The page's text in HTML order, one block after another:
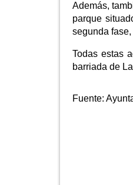
Además,
parque
segunda
Todas estas
barriada de
Fuente: